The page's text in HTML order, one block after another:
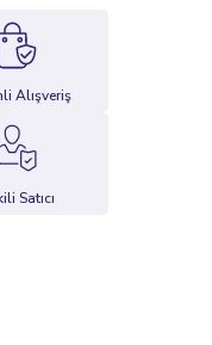
Alışveriş
Satıcı